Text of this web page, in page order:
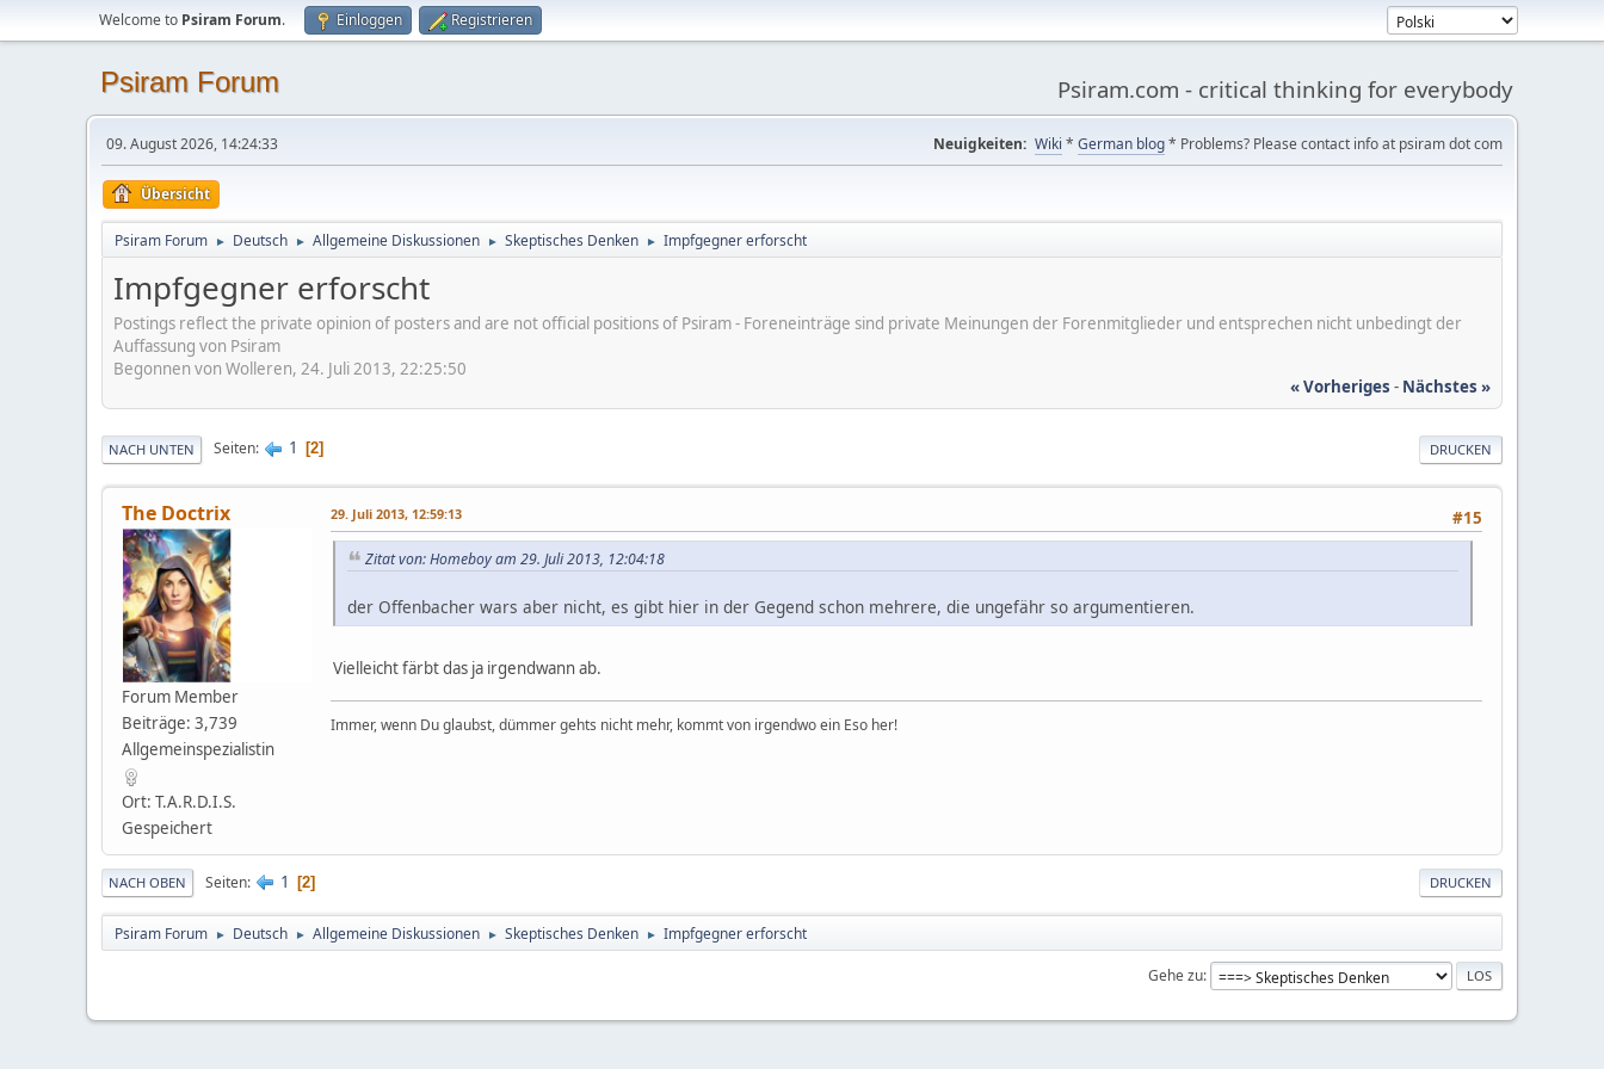
Welcome to Psiram Forum. Einloggen Registrieren
Psiram Forum Psiram.com - critical thinking for everybody
09. August 2026, 14:24:33 Neuigkeiten: Wiki * German blog* Problems? Please contact info at psiram dot com
Übersicht
Psiram Forum ► Deutsch ► Allgemeine Diskussionen ► Skeptisches Denken ► Impfgegner erforscht
Impfgegner erforscht
Postings reflect the private opinion of posters and are not official positions of Psiram - Foreneinträge sind private Meinungen der Forenmitglieder und entsprechen nicht unbedingt der
Auffassung von Psiram
Begonnen von Wolleren, 24. Juli 2013, 22:25:50
« Vorheriges - Nächstes »
DRUCKEN
NACH UNTEN Seiten 1 2
The Doctrix
Forum Member
Beiträge: 3,739
Allgemeinspezialistin
Ort: T.A.R.D.I.S.
Gespeichert
#15
29. Juli 2013, 12:59:13
Zitat von: Homeboy am 29. Juli 2013, 12:04:18
der Offenbacher wars aber nicht, es gibt hier in der Gegend schon mehrere, die ungefähr so argumentieren.
Vielleicht färbt das ja irgendwann ab.
Immer, wenn Du glaubst, dümmer gehts nicht mehr, kommt von irgendwo ein Eso her!
DRUCKEN
NACH OBEN Seiten 1 2
Psiram Forum ► Deutsch ► Allgemeine Diskussionen ► Skeptisches Denken ► Impfgegner erforscht
Gehe zu